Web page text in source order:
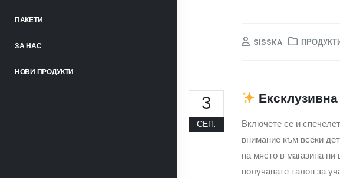
ПАКЕТИ
ЗА НАС
НОВИ ПРОДУКТИ
SISSKA
3
СЕП. Включете се и
внимание към всеки
на място в магазина
получавате талон за